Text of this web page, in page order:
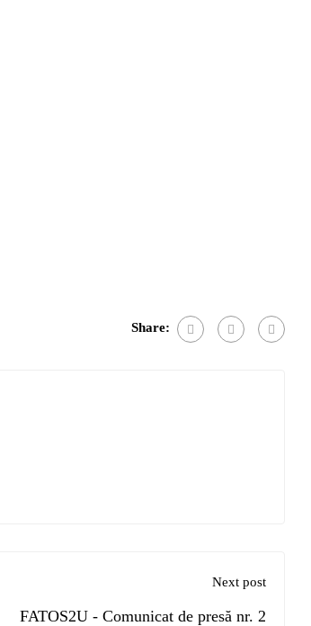
Share:
Next post
FATOS2U - Comunicat de presă nr. 2